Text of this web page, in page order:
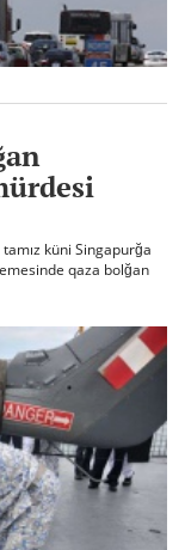
küni Singapurğa
qaza bolğan